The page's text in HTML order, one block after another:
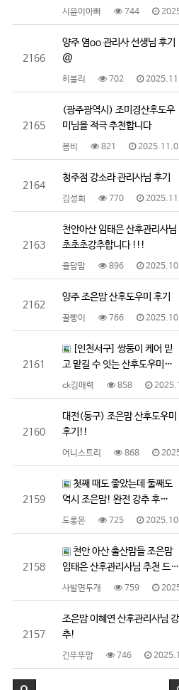
시윤이아빠 744
2166
양주 염oo 관리사 선생님 후기
@
히블리 702
2165
(광주광역시) 조미경산후도우
미님을 적극 추천합니다
봄비 821
2164
청주점 강소라 관리사님 후기
김성희 770
2163
천안아산 임태은 산후관리사님
초초초강추합니다 !!!
율담맘 896
2162
양주 조은맘 산후도우미 후기
꿀빵이 766
2161
[인천서구] 쌍둥이 케어 믿
고 맡길 수 잇는 산후도우미…
ck김매력 858 2025.10.22
2160
대전(동구) 조은맘 산후도우미
후기!!
어니스트리 868
2159
첫째 때도 좋았는데 둘째도
역시 조은맘! 완전 강추 후…
도롱몬 725
2158
천안 아산 출산맘들 조은맘
임태은 산후관리사님 추천 드…
사발면두개 759
2157
조은맘 이혜연 산후관리사님 강
추!
긴뚜뚜맘 746 2025.10.10